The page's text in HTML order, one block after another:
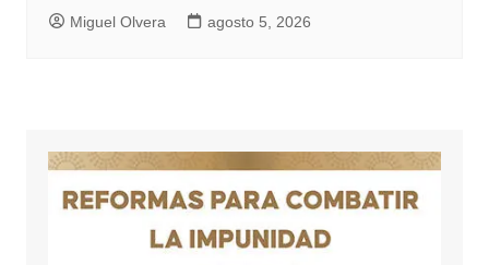
Miguel Olvera agosto 5, 2026